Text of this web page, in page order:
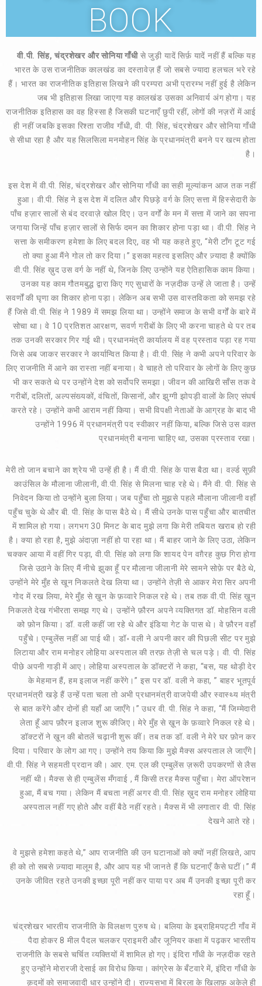
BOOK
वी.पी. सिंह, चंद्रशेखर और सोनिया गाँधीसे जुड़ी यादें सिर्फ़ यादें नहीं हैं बल्कि यह
भारत के उस राजनीतिक कालखंड का दस्तावेज़ हैं जो सबसे ज्यादा हलचल भरे रहे
हैं। भारत का राजनीतिक इतिहास लिखने की परम्परा अभी प्रारम्भ नहीं हुई है लेकिन
जब भी इतिहास लिखा जाएगा यह कालखंड उसका अनिवार्य अंग होगा। यह
राजनीतिक इतिहास का वह हिस्सा है जिसकी घटनाएँ छुपी रहीं, लोगों की नज़रों में आई
ही नहीं जबकि इसका रिश्ता राजीव गाँधी, वी. पी. सिंह, चंद्रशेखर और सोनिया गाँधी
से सीधा रहा है और यह सिलसिला मनमोहन सिंह के प्रधानमंत्री बनने पर खत्म होता
है।
इस देश में वी.पी. सिंह, चंद्रशेखर और सोनिया गाँधी का सही मूल्यांकन आज तक नहीं
हुआ। वी.पी. सिंह ने इस देश में दलित और पिछड़े वर्ग के लिए सत्ता में हिस्सेदारी के
पाँच हज़ार सालों से बंद दरवाज़े खोल दिए। उन वर्गों के मन में सत्ता में जाने का सपना
जगाया जिन्हें पाँच हज़ार सालों से सिर्फ दमन का शिकार होना पड़ा था। वी.पी. सिंह ने
सत्ता के समीकरण हमेशा के लिए बदल दिए, वह भी यह कहते हुए, “मेरी टाँग टूट गई
तो क्या हुआ मैंने गोल तो कर दिया।” इसका महत्व इसलिए और ज़्यादा है क्योंकि
वी.पी. सिंह ख़ुद उस वर्ग के नहीं थे, जिनके लिए उन्होंने यह ऐतिहासिक काम किया।
उनका यह काम गौतमबुद्ध द्वारा किए गए सुधारों के नज़दीक उन्हें ले जाता है। उन्हें
सवर्णों की घृणा का शिकार होना पड़ा। लेकिन अब सभी उस वास्तविकता को समझ रहे
हैं जिसे वी.पी. सिंह ने 1989 में समझ लिया था। उन्होंने समाज के सभी वर्गों के बारे में
सोचा था। वे 10 प्रतिशत आरक्षण, सवर्ण गरीबों के लिए भी करना चाहते थे पर तब
तक उनकी सरकार गिर गई थी। प्रधानमंत्री कार्यालय में वह प्रस्ताव पड़ा रह गया
जिसे अब जाकर सरकार ने कार्यान्वित किया है। वी.पी. सिंह ने कभी अपने परिवार के
लिए राजनीति में आने का रास्ता नहीं बनाया। वे चाहते तो परिवार के लोगों के लिए कुछ
भी कर सकते थे पर उन्होंने देश को सर्वोपरि समझा। जीवन की आखिरी साँस तक वे
गरीबों, दलितों, अल्पसंख्यकों, वंचितों, किसानों, और झुग्गी झोपड़ी वालों के लिए संघर्ष
करते रहे। उन्होंने कभी आराम नहीं किया। सभी विपक्षी नेताओं के आग्रह के बाद भी
उन्होंने 1996 में प्रधानमंत्री पद स्वीकार नहीं किया, बल्कि जिसे उस वक़्त
प्रधानमंत्री बनाना चाहिए था, उसका प्रस्ताव रखा।
मेरी तो जान बचाने का श्रेय भी उन्हें ही है। मैं वी.पी. सिंह के पास बैठा था। वर्ल्ड सूफ़ी
काउंसिल के मौलाना जीलानी, वी.पी. सिंह से मिलना चाह रहे थे। मैंने वी. पी. सिंह से
निवेदन किया तो उन्होंने बुला लिया। जब पहुँचा तो मुझसे पहले मौलाना जीलानी वहाँ
पहुँच चुके थे और बी. पी. सिंह के पास बैठे थे। मैं सीधे उनके पास पहुँचा और बातचीत
में शामिल हो गया। लगभग 30 मिनट के बाद मुझे लगा कि मेरी तबियत खराब हो रही
है। क्या हो रहा है, मुझे अंदाज़ा नहीं हो पा रहा था। मैं बाहर जाने के लिए उठा, लेकिन
चक्कर आया में वहीं गिर पड़ा, वी.पी. सिंह को लगा कि शायद पेन वग़ैरह कुछ गिरा होगा
जिसे उठाने के लिए मैं नीचे झुका हूँ पर मौलाना जीलानी मेरे सामने सोफ़े पर बैठे थे,
उन्होंने मेरे मुँह से खून निकलते देख लिया था। उन्होंने तेज़ी से आकर मेरा सिर अपनी
गोद में रख लिया, मेरे मुँह से ख़ून के फ़व्वारे निकल रहे थे। तब तक वी.पी. सिंह ख़ून
निकलते देख गंभीरता समझ गए थे। उन्होंने फ़ौरन अपने व्यक्तिगत डॉ. मोहसिन वली
को फ़ोन किया। डॉ. वली कहीं जा रहे थे और इंडिया गेट के पास थे। वे फ़ौरन वहाँ
पहुँचे। एम्बुलेंस नहीं आ पाई थी। डॉ॰ वली ने अपनी कार की पिछली सीट पर मुझे
लिटाया और राम मनोहर लोहिया अस्पताल की तरफ़ तेज़ी से चल पड़े। वी. पी. सिंह
पीछे अपनी गाड़ी में आए। लोहिया अस्पताल के डॉक्टरों ने कहा, “बस, यह थोड़ी देर
के मेहमान हैं, हम इलाज नहीं करेंगे।” इस पर डॉ. वली ने कहा, ” बाहर भूतपूर्व
प्रधानमंत्री खड़े हैं उन्हें पता चला तो अभी प्रधानमंत्री वाजपेयी और स्वास्थ्य मंत्री
से बात करेंगे और दोनों ही यहाँ आ जाएँगे।” उधर वी. पी. सिंह ने कहा, “मैं जिम्मेदारी
लेता हूँ आप फ़ौरन इलाज शुरू कीजिए। मेरे मुँह से ख़ून के फ़व्वारे निकल रहे थे।
डॉक्टरों ने ख़ून की बोतलें चढ़ानी शुरू कीं। तब तक डॉ. वली ने मेरे घर फ़ोन कर
दिया। परिवार के लोग आ गए। उन्होंने तय किया कि मुझे मैक्स अस्पताल ले जाएँगे |
वी.पी. सिंह ने सहमती प्रदान की। आर. एम. एल की एम्बुलेंस ज़रूरी उपकरणों से लैस
नहीं थी। मैक्स से ही एम्बुलेंस मँगवाई , मैं किसी तरह मैक्स पहुँचा। मेरा ऑपरेशन
हुआ, मैं बच गया। लेकिन मैं बचता नहीं अगर वी.पी. सिंह ख़ुद राम मनोहर लोहिया
अस्पताल नहीं गए होते और वहीं बैठे नहीं रहते। मैक्स में भी लगातार वी. पी. सिंह
देखने आते रहे।
वे मुझसे हमेशा कहते थे,” आप राजनीति की उन घटानाओं को क्यों नहीं लिखते, आप
ही को तो सबसे ज़्यादा मालूम है, और आप यह भी जानते हैं कि घटनाएँ कैसे घटीं।” मैं
उनके जीवित रहते उनकी इच्छा पूरी नहीं कर पाया पर अब मैं उनकी इच्छा पूरी कर
रहा हूँ।
चंद्रशेखर भारतीय राजनीति के विलक्षण पुरुष थे। बलिया के इब्राहिमपट्टी गाँव में
पैदा होकर 8 मील पैदल चलकर प्राइमरी और जूनियर कक्षा में पढ़कर भारतीय
राजनीति के सबसे चर्चित व्यक्तियों में शामिल हो गए। इंदिरा गाँधी के नज़दीक रहते
हुए उन्होंने मोरारजी देसाई का विरोध किया। कांग्रेस के बँटवारे में, इंदिरा गाँधी के
क़दमों को समाजवादी धार उन्होंने दी। राज्यसभा में बिरला के खिलाफ़ अकेले ही